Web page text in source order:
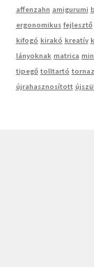
affenzahn amigurumi
ergonomikus fejlesztő
kifogó kirakó kreatív
lányoknak matrica
tipegő tolltartó
újrahasznosított